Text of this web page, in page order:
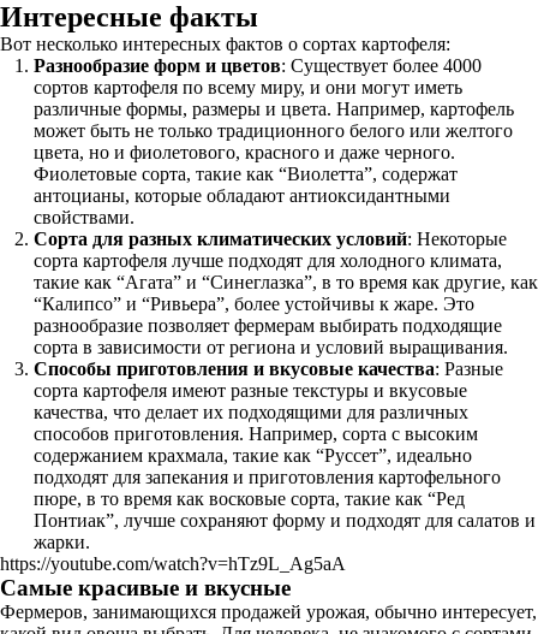
Интересные факты
Вот несколько интересных фактов о сортах картофеля:
Разнообразие форм и цветов: Существует более 4000
сортов картофеля по всему миру, и они могут иметь
различные формы, размеры и цвета. Например, картофель
может быть не только традиционного белого или желтого
цвета, но и фиолетового, красного и даже черного.
Фиолетовые сорта, такие как “Виолетта”, содержат
антоцианы, которые обладают антиоксидантными
свойствами.
Сорта для разных климатических условий: Некоторые
сорта картофеля лучше подходят для холодного климата,
такие как “Агата” и “Синеглазка”, в то время как другие, как
“Калипсо” и “Ривьера”, более устойчивы к жаре. Это
разнообразие позволяет фермерам выбирать подходящие
сорта в зависимости от региона и условий выращивания.
Способы приготовления и вкусовые качества: Разные
сорта картофеля имеют разные текстуры и вкусовые
качества, что делает их подходящими для различных
способов приготовления. Например, сорта с высоким
содержанием крахмала, такие как “Руссет”, идеально
подходят для запекания и приготовления картофельного
пюре, в то время как восковые сорта, такие как “Ред
Понтиак”, лучше сохраняют форму и подходят для салатов и
жарки.
https://youtube.com/watch?v=hTz9L_Ag5aA
Самые красивые и вкусные
Фермеров, занимающихся продажей урожая, обычно интересует,